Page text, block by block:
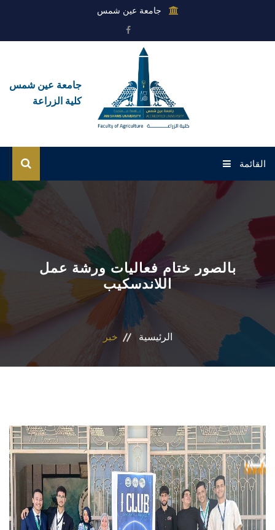
جامعة عين شمس
جامعة عين شمس
كلية الزراعة
القائمة
القطاعات
المراكز والوحدات
البرامج الدراسية
تواصل معنا
بالصور ختام فعاليات ورشة عمل
اللاندسكيب
الرئيسية خبر